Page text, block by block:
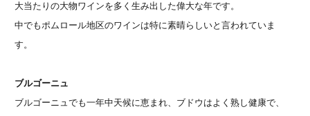
大当たりの大物ワインを多く生み出した偉大な年です。
中でもポムロール地区のワインは特に素晴らしいと言われていま
す。
ブルゴーニュ
ブルゴーニュでも一年中天候に恵まれ、ブドウはよく熟し健康で、